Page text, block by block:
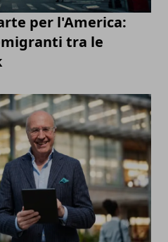
per l'America:
tra le